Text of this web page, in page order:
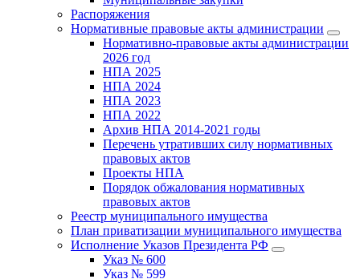
Распоряжения
Нормативные правовые акты администрации
Нормативно-правовые акты администрации
2026 год
НПА 2025
НПА 2024
НПА 2023
НПА 2022
Архив НПА 2014-2021 годы
Перечень утративших силу нормативных
правовых актов
Проекты НПА
Порядок обжалования нормативных
правовых актов
Реестр муниципального имущества
План приватизации муниципального имущества
Исполнение Указов Президента РФ
Указ № 600
Указ № 599